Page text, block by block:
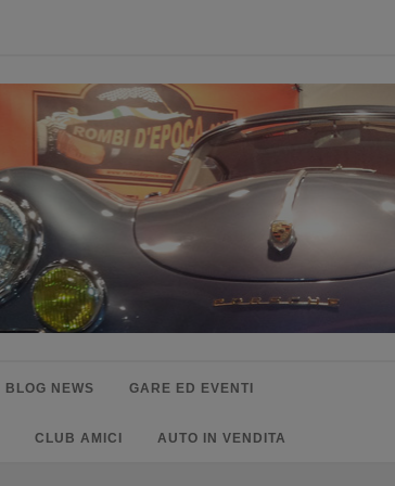
BLOG NEWS GARE ED EVENTI
CLUB AMICI AUTO IN VENDITA